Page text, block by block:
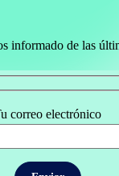
informado de las
correo electrónico